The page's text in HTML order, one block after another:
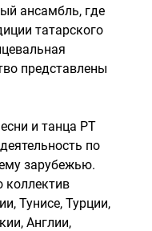
ансамбль, где
татарского
представлены
и танца РТ
по
зарубежью.
коллектив
Тунисе, Турции,
Англии,